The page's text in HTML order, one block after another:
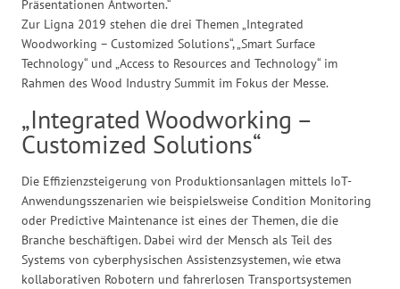
Präsentationen Antworten.“
Zur Ligna 2019 stehen die drei Themen „Integrated
Woodworking – Customized Solutions“, „Smart Surface
Technology“ und „Access to Resources and Technology“ im
Rahmen des Wood Industry Summit im Fokus der Messe.
„Integrated Woodworking –
Customized Solutions“
Die Effizienzsteigerung von Produktionsanlagen mittels IoT-
Anwendungsszenarien wie beispielsweise Condition Monitoring
oder Predictive Maintenance ist eines der Themen, die die
Branche beschäftigen. Dabei wird der Mensch als Teil des
Systems von cyberphysischen Assistenzsystemen, wie etwa
kollaborativen Robotern und fahrerlosen Transportsystemen